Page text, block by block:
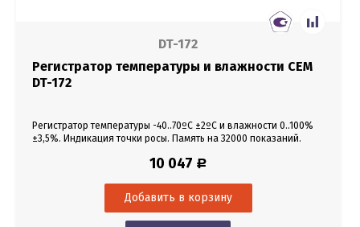
DT-172
Регистратор температуры и влажности CEM
DT-172
Регистратор температуры -40..70ºС ±2ºС и влажности 0..100%
±3,5%. Индикация точки росы. Память на 32000 показаний.
10 047 Р